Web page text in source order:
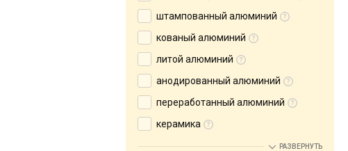
штампованный алюминий
кованый алюминий
литой алюминий
анодированный алюминий
переработанный алюминий
керамика
РАЗВЕРНУТЬ